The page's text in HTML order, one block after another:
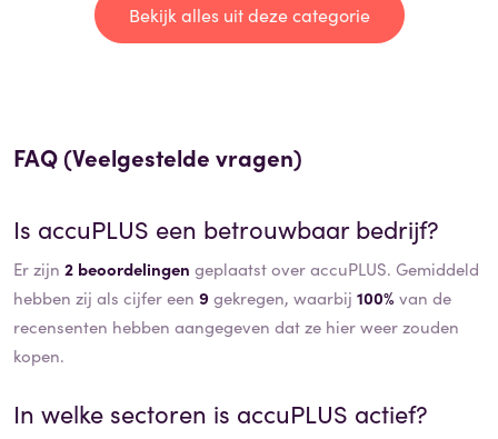
Bekijk alles uit deze categorie
FAQ (Veelgestelde vragen)
Is accuPLUS een betrouwbaar bedrijf?
Er zijn 2 beoordelingen geplaatst over accuPLUS. Gemiddeld
hebben zij als cijfer een 9gekregen, waarbij 100% van de
recensenten hebben aangegeven dat ze hier weer zouden
kopen.
In welke sectoren is accuPLUS actief?